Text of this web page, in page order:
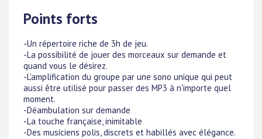
Points forts
-Un répertoire riche de 3h de jeu.
-La possibilité de jouer des morceaux sur demande et
quand vous le désirez.
-L'amplification du groupe par une sono unique qui peut
aussi être utilisé pour passer des MP3 à n'importe quel
moment.
-Déambulation sur demande
-La touche française, inimitable
-Des musiciens polis, discrets et habillés avec élégance.